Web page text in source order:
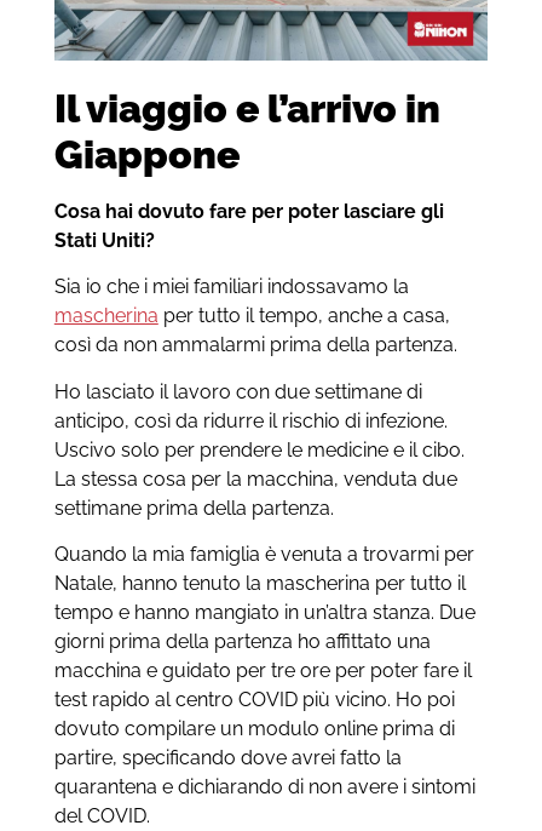
Il viaggio e l’arrivo in
Giappone
Cosa hai dovuto fare per poter lasciare gli
Stati Uniti?
Sia io che i miei familiari indossavamo la
mascherina per tutto il tempo, anche a casa,
così da non ammalarmi prima della partenza.
Ho lasciato il lavoro con due settimane di
anticipo, così da ridurre il rischio di infezione.
Uscivo solo per prendere le medicine e il cibo.
La stessa cosa per la macchina, venduta due
settimane prima della partenza.
Quando la mia famiglia è venuta a trovarmi per
Natale, hanno tenuto la mascherina per tutto il
tempo e hanno mangiato in un’altra stanza. Due
giorni prima della partenza ho affittato una
macchina e guidato per tre ore per poter fare il
test rapido al centro COVID più vicino. Ho poi
dovuto compilare un modulo online prima di
partire, specificando dove avrei fatto la
quarantena e dichiarando di non avere i sintomi
del COVID.